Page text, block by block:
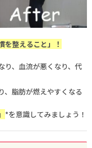
を整えること」！
り、血流が悪くなり、代
、脂肪が燃えやすくなる
*を意識してみましょう！